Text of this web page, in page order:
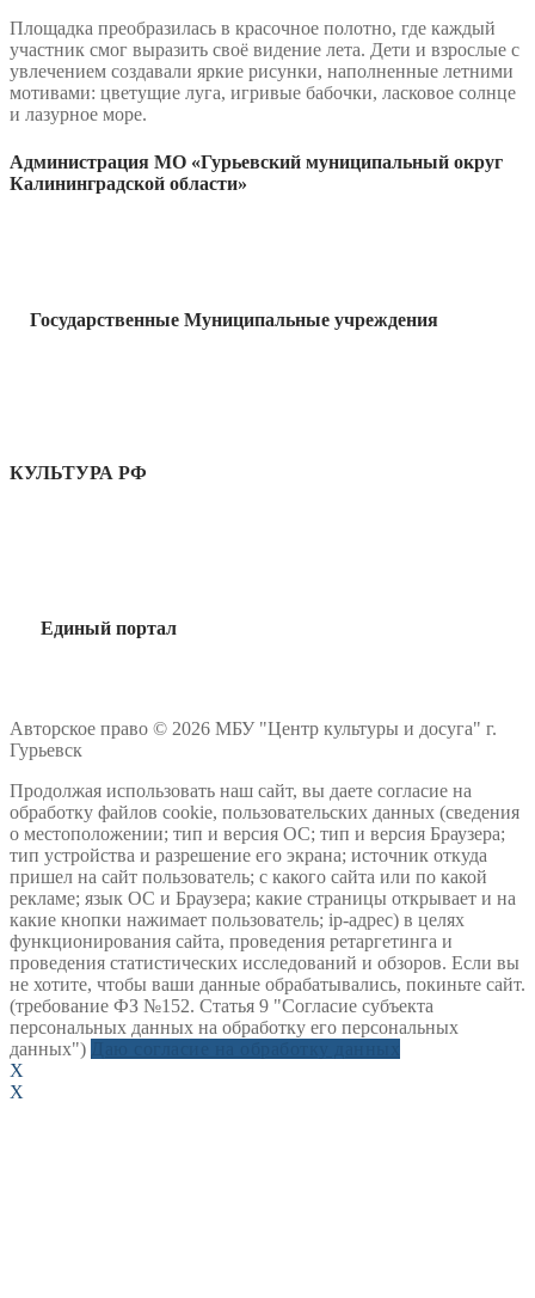
Площадка преобразилась в красочное полотно, где каждый
участник смог выразить своё видение лета. Дети и взрослые с
увлечением создавали яркие рисунки, наполненные летними
мотивами: цветущие луга, игривые бабочки, ласковое солнце
и лазурное море.
Администрация МО «Гурьевский муниципальный округ
Калининградской области»
Государственные Муниципальные учреждения
КУЛЬТУРА РФ
Единый портал
Авторское право © 2026 МБУ "Центр культуры и досуга" г.
Гурьевск
Продолжая использовать наш сайт, вы даете согласие на
обработку файлов cookie, пользовательских данных (сведения
о местоположении; тип и версия ОС; тип и версия Браузера;
тип устройства и разрешение его экрана; источник откуда
пришел на сайт пользователь; с какого сайта или по какой
рекламе; язык ОС и Браузера; какие страницы открывает и на
какие кнопки нажимает пользователь; ip-адрес) в целях
функционирования сайта, проведения ретаргетинга и
проведения статистических исследований и обзоров. Если вы
не хотите, чтобы ваши данные обрабатывались, покиньте сайт.
(требование ФЗ №152. Статья 9 "Согласие субъекта
персональных данных на обработку его персональных
данных")
X
X